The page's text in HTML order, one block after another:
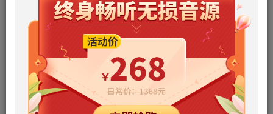
网盘链接如果失效请留言或网站底部联系客服。 本站资源只
有成通网盘，没有百度网盘（链接总掉）
版权声明
如若本站内容侵犯了原著者的合法权益，可联系我们进行处理！ 拒绝
任何人以任何形式在本站发表与中华人民共和国法律相抵触的言论！